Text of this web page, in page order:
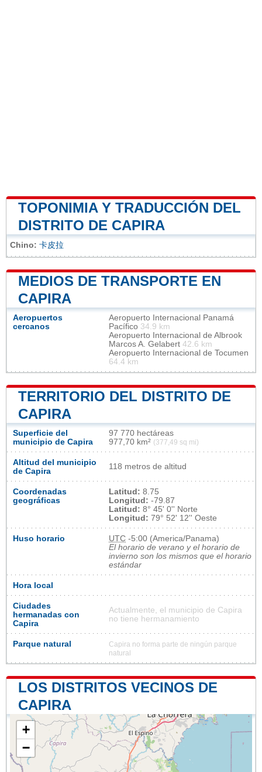
TOPONIMIA Y TRADUCCIÓN DEL
DISTRITO DE CAPIRA
Chino: 卡皮拉
MEDIOS DE TRANSPORTE EN
CAPIRA
Aeropuertos
cercanos
Aeropuerto Internacional Panamá
Pacífico 34.9 km
Aeropuerto Internacional de Albrook
Marcos A. Gelabert 42.6 km
Aeropuerto Internacional de Tocumen
64.4 km
TERRITORIO DEL DISTRITO DE
CAPIRA
Superficie del
municipio de Capira
97 770 hectáreas
977,70 km² (377,49 sq mi)
Altitud del municipio
de Capira
118 metros de altitud
Coordenadas
geográficas
Latitud: 8.75
Longitud: -79.87
Latitud: 8° 45' 0'' Norte
Longitud: 79° 52' 12'' Oeste
Huso horario UTC -5:00 (America/Panama)
El horario de verano y el horario de
invierno son los mismos que el horario
estándar
Hora local
Ciudades
hermanadas con
Capira
Actualmente, el municipio de Capira
no tiene hermanamiento
Parque natural
Capira no forma parte de ningún parque
natural
LOS DISTRITOS VECINOS DE
CAPIRA
+
−